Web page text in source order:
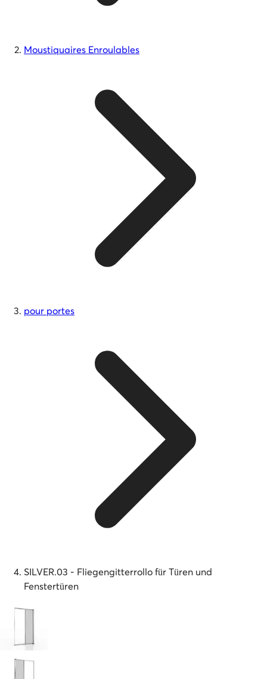
Moustiquaires Enroulables
pour portes
SILVER.03 - Fliegengitterrollo für Türen und
Fenstertüren